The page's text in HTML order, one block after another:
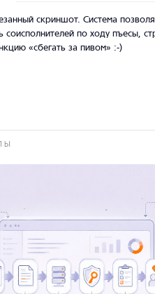
скриншот. Система
соисполнителей по ходу пъесы,
«сбегать за пивом» :-)